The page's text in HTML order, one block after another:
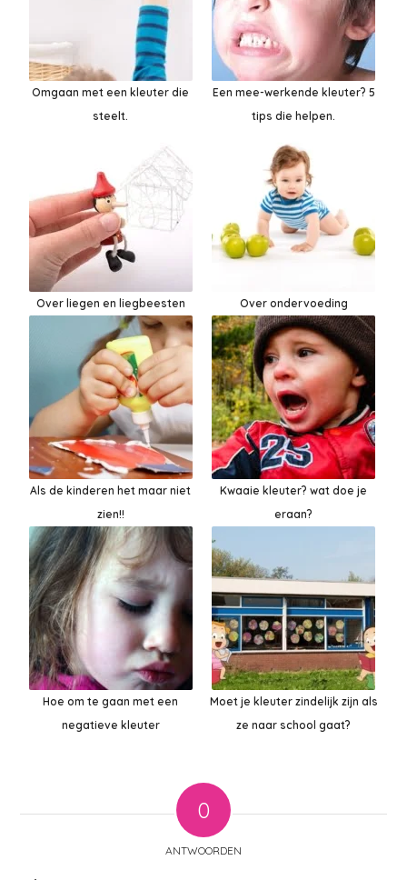
Omgaan met een kleuter die
steelt.
Een mee-werkende kleuter? 5
tips die helpen.
Over liegen en liegbeesten Over ondervoeding
Als de kinderen het maar niet
zien!!
Kwaaie kleuter? wat doe je
eraan?
Hoe om te gaan met een
negatieve kleuter
Moet je kleuter zindelijk zijn als
ze naar school gaat?
0
ANTWOORDEN